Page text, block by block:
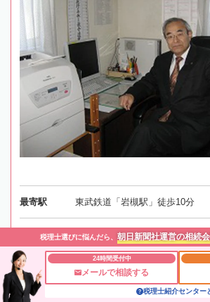
最寄駅 東武鉄道「岩槻駅」徒歩10分
所在地 〒339-0067 埼玉県さいたま市岩
対応エリア 埼玉
税理士選びに悩んだら、 朝日新聞社運営の相続
24時間受付中
メールで相談する
税理士紹介センター